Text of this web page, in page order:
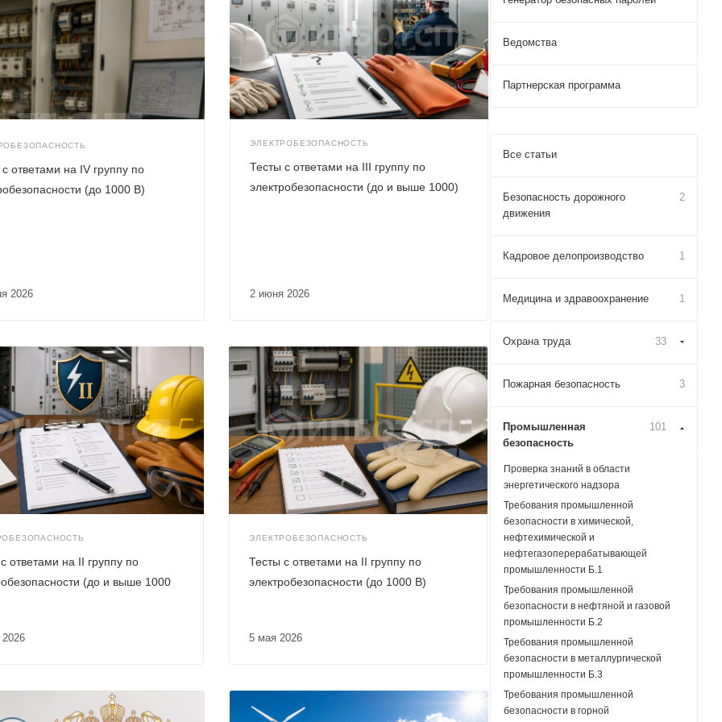
2026
ответами на IV группу по
(до 1000 В)
ЭЛЕКТРОБЕЗОПАСНОСТЬ
2 июня 2026
Тесты с ответами на III группу по
электробезопасности (до и выше 1000)
2026
ответами на II группу по
(до и выше 1000
ЭЛЕКТРОБЕЗОПАСНОСТЬ
5 мая 2026
Тесты с ответами на II группу по
электробезопасности (до 1000 В)
Ведомства
Партнерская программа
Все статьи
Безопасность дорожного
движения
2
Кадровое делопроизводство 1
Медицина и здравоохранение 1
Охрана труда 33
Пожарная безопасность 3
Промышленная
безопасность
101
Проверка знаний в области
энергетического надзора
Требования промышленной
безопасности в химической,
нефтехимической и
нефтегазоперерабатывающей
промышленности Б.1
Требования промышленной
безопасности в нефтяной и газовой
промышленности Б.2
Требования промышленной
безопасности в металлургической
промышленности Б.3
Требования промышленной
безопасности в горной